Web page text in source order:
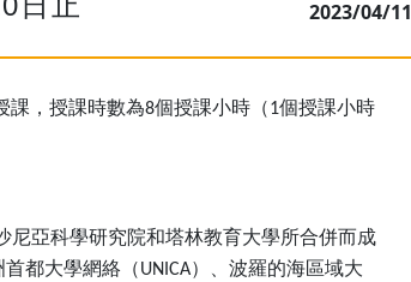
2023/04/11
課，授課時數為8個授課小時（1個授課小時
尼亞科學研究院和塔林教育大學所合併而成
首都大學網絡（UNICA）、波羅的海區域大